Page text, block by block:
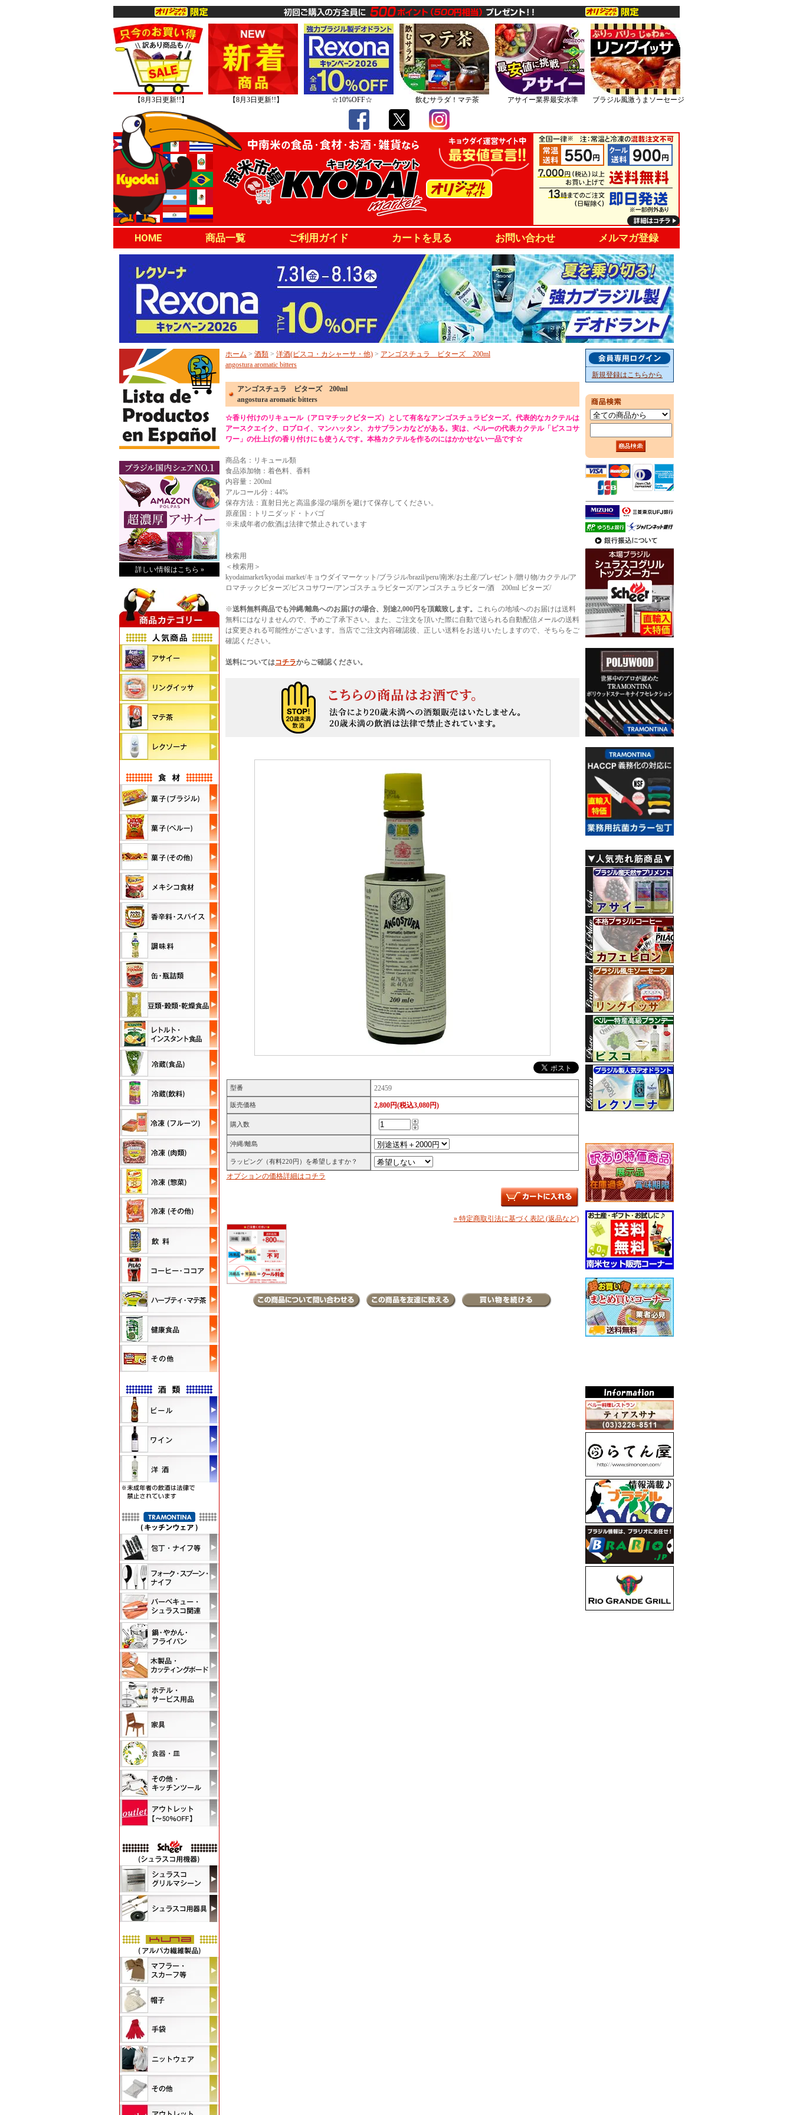
【8月3日更新!!】 【8月3日更新!!】 ☆10%OFF☆ 飲むサラダ！マテ茶 アサイー業界最安水準 ブラジル風激うまソーセージ
HOME 商品一覧 ご利用ガイド カートを見る お問い合わせ メルマガ登録
詳しい情報はこちら »
ホーム > 酒類 > 洋酒(ピスコ・カシャーサ・他) > アンゴスチュラ ビターズ 200ml
angostura aromatic bitters
アンゴスチュラ ビターズ 200ml
angostura aromatic bitters
☆香り付けのリキュール（アロマチックビターズ）として有名なアンゴスチュラビターズ。代表的なカクテルは
アースクエイク、ロブロイ、マンハッタン、カサブランカなどがある。実は、ペルーの代表カクテル「ピスコサ
ワー」の仕上げの香り付けにも使うんです。本格カクテルを作るのにはかかせない一品です☆
商品名：リキュール類
食品添加物：着色料、香料
内容量：200ml
アルコール分：44%
保存方法：直射日光と高温多湿の場所を避けて保存してください。
原産国：トリニダッド・トバゴ
※未成年者の飲酒は法律で禁止されています
検索用
＜検索用＞
kyodaimarket/kyodai market/キョウダイマーケット/ブラジル/brazil/peru/南米/お土産/プレゼント/贈り物/カクテル/ア
ロマチックビターズ/ピスコサワー/アンゴスチュラビターズ/アンゴスチュラビター/酒 200ml ビターズ/
※送料無料商品でも沖縄/離島へのお届けの場合、別途2,000円を頂戴致します。 これらの地域へのお届けは送料
無料にはなりませんので、予めご了承下さい。また、ご注文を頂いた際に自動で送られる自動配信メールの送料
は変更される可能性がございます。当店でご注文内容確認後、正しい送料をお送りいたしますので、そちらをご
確認ください。
送料についてはコチラからご確認ください。
型番 22459
販売価格 2,800円(税込3,080円)
購入数
沖縄/離島
ラッピング（有料220円）を希望しますか？
オプションの価格詳細はコチラ
» 特定商取引法に基づく表記 (返品など)
新規登録はこちらから